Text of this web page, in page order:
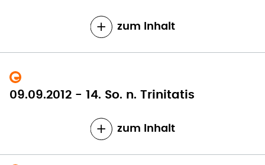
zum Inhalt
09.09.2012 - 14. So. n. Trinitatis
zum Inhalt